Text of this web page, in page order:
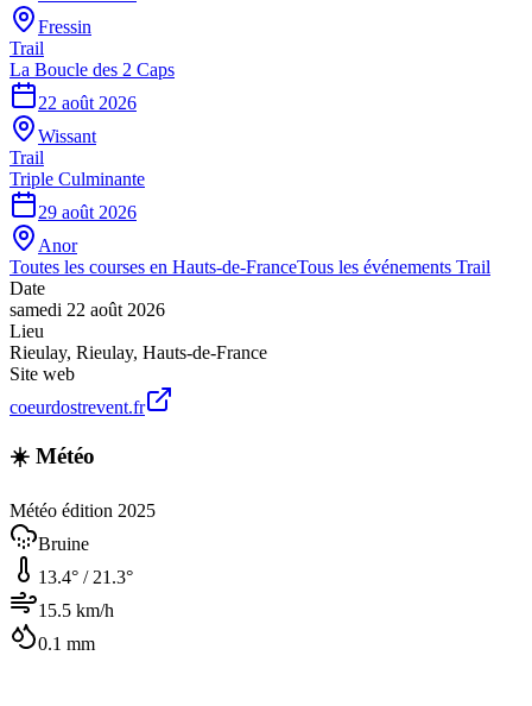
Fressin
Trail
La Boucle des 2 Caps
22 août 2026
Wissant
Trail
Triple Culminante
29 août 2026
Anor
Toutes les courses en Hauts-de-FranceTous les événements Trail
Date
samedi 22 août 2026
Lieu
Rieulay, Rieulay, Hauts-de-France
Site web
coeurdostrevent.fr
☀️ Météo
Météo édition 2025
Bruine
13.4° / 21.3°
15.5 km/h
0.1 mm